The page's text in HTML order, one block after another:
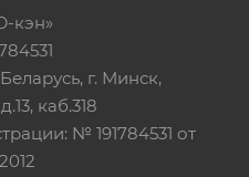
кэн»
г. Минск,
каб.318
№ 191784531 от